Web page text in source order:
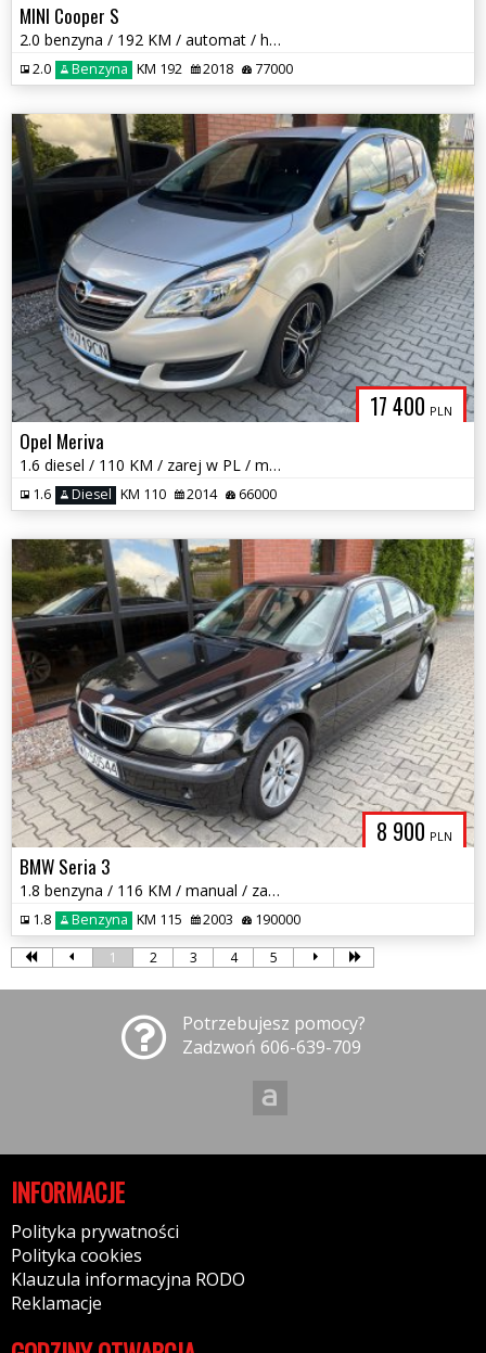
MINI Cooper S
2.0 benzyna / 192 KM / automat / harman & kardon / zadbany / zamiana
2.0 Benzyna KM 192 2018 77000
17 400 PLN
Opel Meriva
1.6 diesel / 110 KM / zarej w PL / mały przebieg / zadbany / zamiana
1.6 Diesel KM 110 2014 66000
8 900 PLN
BMW Seria 3
1.8 benzyna / 116 KM / manual / zarej w PL / zadbany / zamiana
1.8 Benzyna KM 115 2003 190000
1 2 3 4 5
Potrzebujesz pomocy?
Zadzwoń 606-639-709
INFORMACJE
Polityka prywatności
Polityka cookies
Klauzula informacyjna RODO
Reklamacje